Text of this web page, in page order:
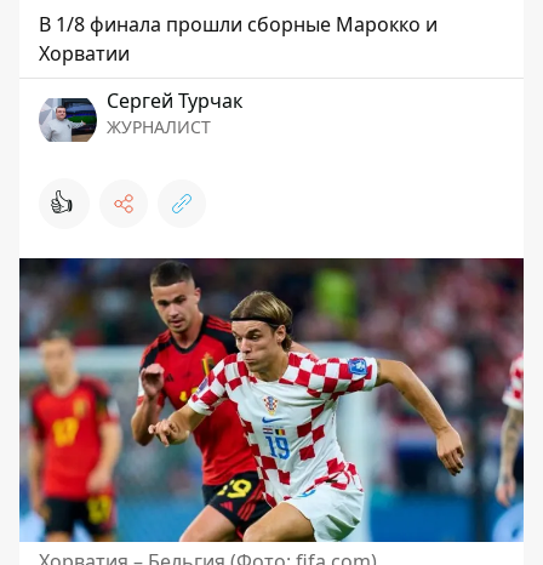
В 1/8 финала прошли сборные Марокко и
Хорватии
Сергей Турчак
ЖУРНАЛИСТ
👍